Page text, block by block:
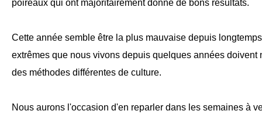
poireaux qui ont majoritairement donné de bons résultats.
Cette année semble être la plus mauvaise depuis
extrêmes que nous vivons depuis quelques années doivent
des méthodes différentes de culture.
Nous aurons l'occasion d'en reparler dans les semaines à